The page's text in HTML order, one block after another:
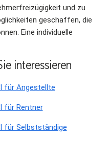
und zu
geschaffen, die
Eine individuelle
interessieren
für Angestellte
für Rentner
für Selbstständige